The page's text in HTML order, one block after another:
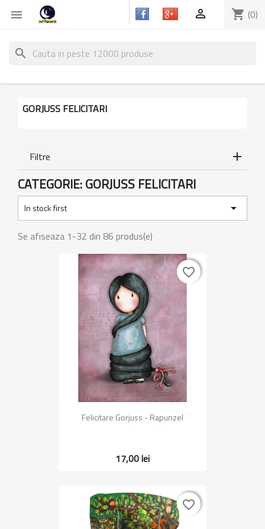
 shopping_cart (0)

search
GORJUSS FELICITARI
Filtre
CATEGORIE: GORJUSS FELICITARI
In stock first

Se afiseaza 1-32 din 86 produs(e)
Felicitare Gorjuss - Rapunzel
17,00 lei
favorite_border
favorite_border
favorite_border
favorite_border